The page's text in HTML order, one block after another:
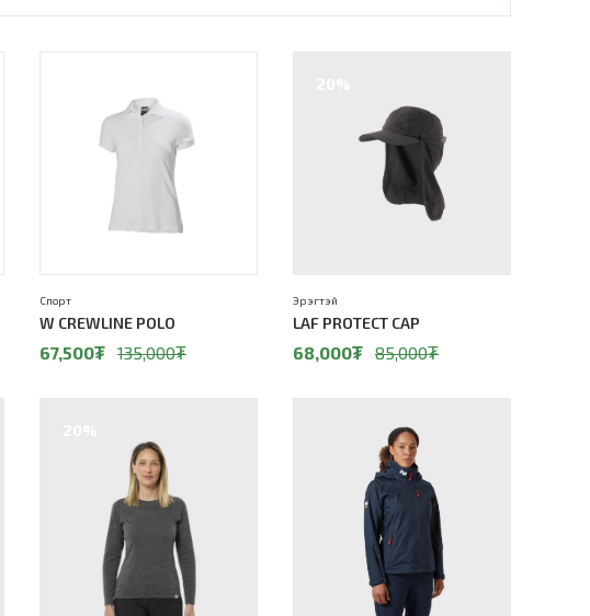
W CREWLINE POLO
Спорт
67,500₮ 135,000₮
LAF PROTECT CAP
Эрэгтэй
68,000₮ 85,000₮